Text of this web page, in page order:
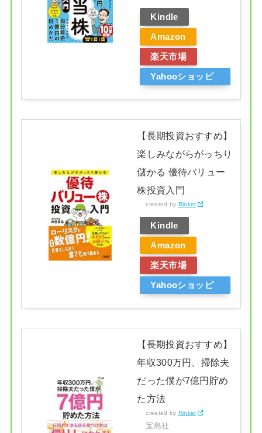
Kindle
Amazon
楽天市場
Yahooショッピ
【長期投資おすすめ】
楽しみながらがっちり
儲かる 優待バリュー
株投資入門
created by Rinker
Kindle
Amazon
楽天市場
Yahooショッピ
【長期投資おすすめ】
年収300万円、掃除夫
だった僕が7億円貯め
た方法
created by Rinker
宝島社